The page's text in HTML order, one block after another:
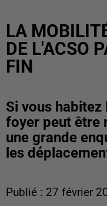
LA
DE L'ACSO
FIN
Si vous habitez
foyer peut être
une grande
les
Publié : 27 février